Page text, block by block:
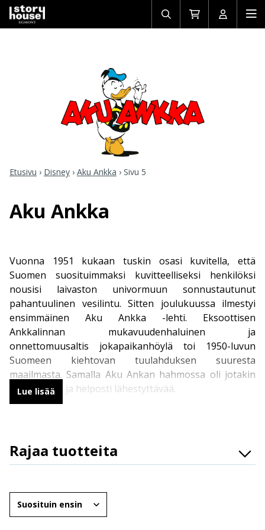
Avaa/sulje
haku
Siirry
ostoskoriin
Avaa/
Etusivu › Disney › Aku Ankka › Sivu 5
Aku Ankka
Vuonna 1951 kukaan tuskin osasi kuvitella, että
Suomen suosituimmaksi kuvitteelliseksi henkilöksi
nousisi laivaston univormuun sonnustautunut
pahantuulinen vesilintu. Sitten joulukuussa ilmestyi
ensimmäinen Aku Ankka -lehti. Eksoottisen
Ankkalinnan mukavuudenhaluinen ja
onnettomuusaltis jokapaikanhöylä toi 1950-luvun
Suomeen kiehtovan tuulahduksen suuresta
maailmasta. Samalla Aku Ankan hahmossa oli jotakin
perin tuttua ja helposti lähestyttävää.
pian 70 vuotta jatkuneen suursuosion? Vielä
vuosikymmenien jälkeen Aku Ankka on ehdottomasti
Roopen, Mikin ja kumppanien edesottamuksista
nauttivat niin nuoremmat kuin vanhemmatkin lukijat. Ei
liene ketään, jolle Aku Ankka -sarjakuvien lukeminen ei
Lue lisää
Rajaa tuotteita
Osasto
Ikäryhmät
Järjestä